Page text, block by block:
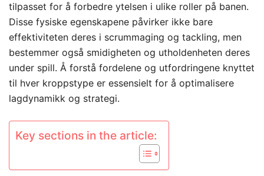
tilpasset for å forbedre ytelsen i ulike roller på banen.
Disse fysiske egenskapene påvirker ikke bare
effektiviteten deres i scrummaging og tackling, men
bestemmer også smidigheten og utholdenheten deres
under spill. Å forstå fordelene og utfordringene knyttet
til hver kroppstype er essensielt for å optimalisere
lagdynamikk og strategi.
Key sections in the article: